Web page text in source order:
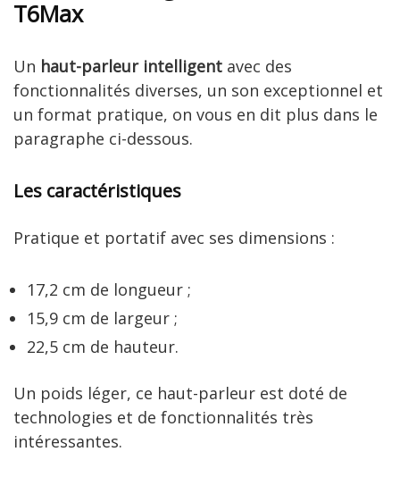
T6Max
Un haut-parleur intelligent avec des
fonctionnalités diverses, un son exceptionnel et
un format pratique, on vous en dit plus dans le
paragraphe ci-dessous.
Les caractéristiques
Pratique et portatif avec ses dimensions :
17,2 cm de longueur ;
15,9 cm de largeur ;
22,5 cm de hauteur.
Un poids léger, ce haut-parleur est doté de
technologies et de fonctionnalités très
intéressantes.